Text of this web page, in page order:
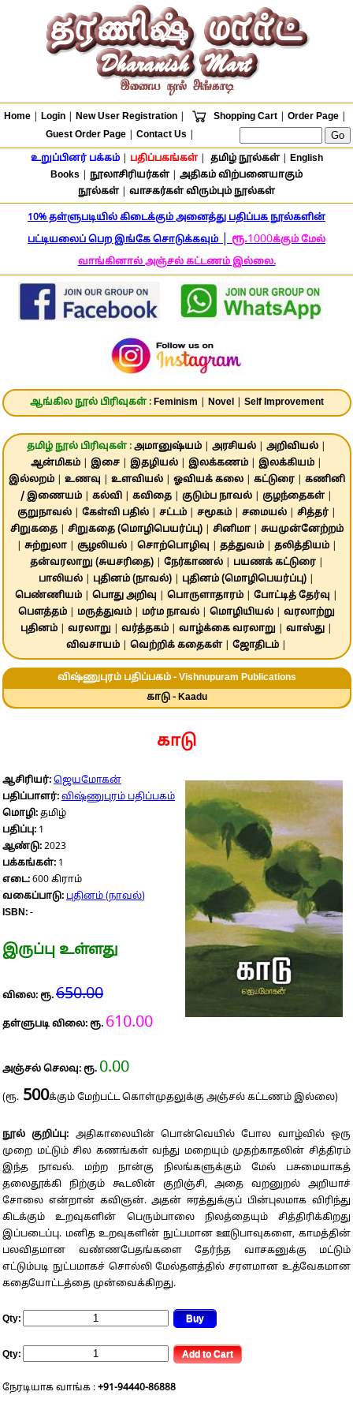
Home Login New User Registration Shopping Cart Order Page
Guest Order Page| Contact Us
உறுப்பினர் பக்கம்| பதிப்பகங்கள்| தமிழ் நூல்கள்| English
Books
நூலாசிரியர்கள்| அதிகம் விற்பனையாகும்
நூல்கள்| வாசகர்கள் விரும்பும் நூல்கள்
10% தள்ளுபடியில் கிடைக்கும் அனைத்து பதிப்பக நூல்களின்
பட்டியலைப் பெற இங்கே சொடுக்கவும்|ரூ.1000க்கும் மேல்
வாங்கினால் அஞ்சல் கட்டணம் இல்லை.
ஆங்கில நூல் பிரிவுகள் : Feminism Novel| Self Improvement
தமிழ் நூல் பிரிவுகள் : அமானுஷ்யம் அரசியல் அறிவியல்
ஆன்மிகம்
இசை இதழியல் இலக்கணம் இலக்கியம்
இல்லறம்| உணவு உளவியல்| ஓவியக் கலை| கட்டுரை| கணினி
/ இணையம்
கல்வி கவிதை குடும்ப நாவல் குழந்தைகள்|
குறுநாவல்| கேள்வி பதில்| சட்டம்| சமூகம்| சமையல்| சித்தர்|
சிறுகதை| சிறுகதை (மொழிபெயர்ப்பு)| சினிமா| சுயமுன்னேற்றம்
சுற்றுலா| சூழலியல்| சொற்பொழிவு தத்துவம்| தலித்தியம்|
தன்வரலாறு (சுயசரிதை)| நேர்காணல்| பயணக் கட்டுரை|
பாலியல்
புதினம் (நாவல்) புதினம் (மொழிபெயர்ப்பு)
பெண்ணியம்
பொது அறிவு பொருளாதாரம் போட்டித் தேர்வு
பௌத்தம்
மருத்துவம் மர்ம நாவல் மொழியியல்
வரலாற்று
புதினம்
வரலாறு வர்த்தகம் வாழ்க்கை வரலாறு வாஸ்து
விவசாயம்
வெற்றிக் கதைகள்| ஜோதிடம்
விஷ்ணுபுரம் பதிப்பகம் - Vishnupuram Publications
காடு - Kaadu
காடு
ஆசிரியர்: ஜெயமோகன்
பதிப்பாளர்: விஷ்ணுபுரம் பதிப்பகம்
மொழி: தமிழ்
பதிப்பு: 1
ஆண்டு: 2023
பக்கங்கள்: 1
எடை: 600 கிராம்
வகைப்பாடு: புதினம் (நாவல்)
ISBN: -
இருப்பு உள்ளது
விலை: ரூ. 650.00
தள்ளுபடி விலை: ரூ. 610.00
அஞ்சல் செலவு: ரூ. 0.00
(ரூ. 500க்கும் மேற்பட்ட கொள்முதலுக்கு அஞ்சல் கட்டணம் இல்லை)
நூல் குறிப்பு: அதிகாலையின் பொன்வெயில் போல வாழ்வில் ஒரு
முறை மட்டும் சில கணங்கள் வந்து மறையும் முதற்காதலின் சித்திரம்
இந்த நாவல். மற்ற நான்கு நிலங்களுக்கும் மேல் பசுமையாகத்
தலைதூக்கி நிற்கும் கூடலின் குறிஞ்சி, அதை வறனுறல் அறியாச்
சோலை என்றான் கவிஞன். அதன் ஈரத்துக்குப் பின்புலமாக விரிந்து
கிடக்கும் உறவுகளின் பெரும்பாலை நிலத்தையும் சித்திரிக்கிறது
இப்படைப்பு. மனித உறவுகளின் நுட்பமான ஊடுபாவுகளை, காமத்தின்
பலவிதமான வண்ணபேதங்களை தேர்ந்த வாசகனுக்கு மட்டும்
எட்டும்படி நுட்பமாகச் சொல்லி மேல்தளத்தில் சரளமான உத்வேகமான
கதையோட்டத்தை முன்வைக்கிறது.
Qty:
Qty:
நேரடியாக வாங்க : +91-94440-86888